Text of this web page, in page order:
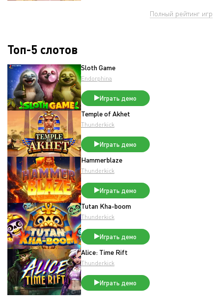
Полный рейтинг игр
Топ-5 слотов
Sloth Game
Endorphina
Играть демо
Temple of Akhet
Thunderkick
Играть демо
Hammerblaze
Thunderkick
Играть демо
Tutan Kha-boom
Thunderkick
Играть демо
Alice: Time Rift
Thunderkick
Играть демо